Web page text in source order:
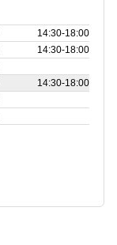
14:30‑18:00
14:30‑18:00
14:30‑18:00